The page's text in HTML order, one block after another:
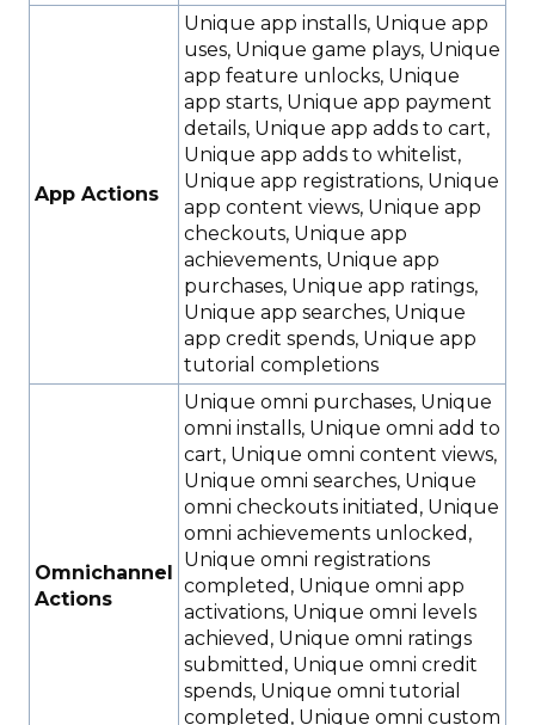
App Actions
Unique app installs, Unique app
uses, Unique game plays, Unique
app feature unlocks, Unique
app starts, Unique app payment
details, Unique app adds to cart,
Unique app adds to whitelist,
Unique app registrations, Unique
app content views, Unique app
checkouts, Unique app
achievements, Unique app
purchases, Unique app ratings,
Unique app searches, Unique
app credit spends, Unique app
tutorial completions
Omnichannel
Actions
Unique omni purchases, Unique
omni installs, Unique omni add to
cart, Unique omni content views,
Unique omni searches, Unique
omni checkouts initiated, Unique
omni achievements unlocked,
Unique omni registrations
completed, Unique omni app
activations, Unique omni levels
achieved, Unique omni ratings
submitted, Unique omni credit
spends, Unique omni tutorial
completed, Unique omni custom